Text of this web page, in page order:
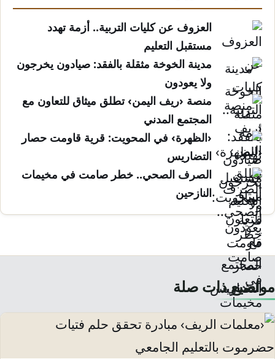
العزوف عن كليات التربية.. أزمة تهدد
مستقبل التعليم
مدينة الخوخة مثقلة بالفقد: صيادون يخرجون
ولا يعودون
منصة ‹ريف اليمن› تطلق ميثاق للتعاون مع
المجتمع المدني
‹الظهرة› في المحويت: قرية قاومت حصار
التضاريس
الصرف الصحي.. خطر صامت في مخيمات
النازحين
مواضيع ذات صلة